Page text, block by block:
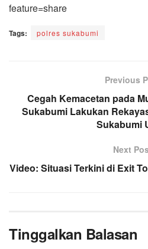
feature=share
Tags: polres sukabumi
Previous
Cegah Kemacetan pada
Sukabumi Lakukan
Sukabumi
Next
Video: Situasi Terkini di Exit
Tinggalkan Balasan